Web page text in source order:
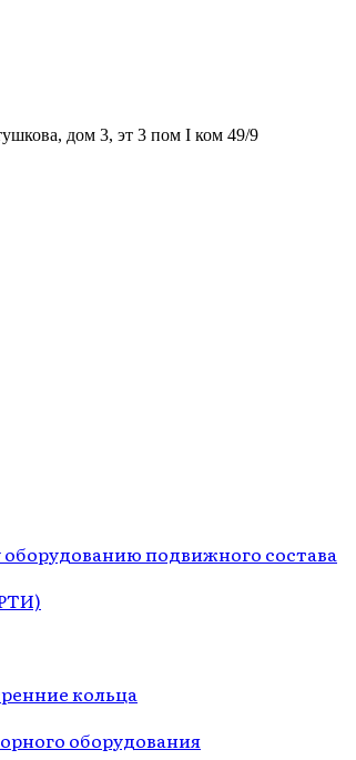
дом 3, эт 3 пом I ком 49/9
подвижного состава
кольца
оборудования